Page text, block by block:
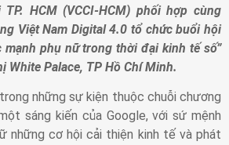
HCM (VCCI-HCM) phối hợp cùng
Việt Nam Digital 4.0 tổ chức buổi hội
mạnh phụ nữ trong thời đại kinh tế số”
White Palace, TP Hồ Chí Minh.
những sự kiện thuộc chuỗi chương
sáng kiến của Google, với sứ mệnh
những cơ hội cải thiện kinh tế và phát